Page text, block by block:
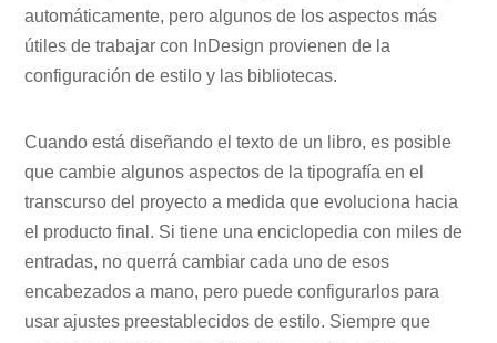
automáticamente, pero algunos de los aspectos más
útiles de trabajar con InDesign provienen de la
configuración de estilo y las bibliotecas.
Cuando está diseñando el texto de un libro, es posible
que cambie algunos aspectos de la tipografía en el
transcurso del proyecto a medida que evoluciona hacia
el producto final. Si tiene una enciclopedia con miles de
entradas, no querrá cambiar cada uno de esos
encabezados a mano, pero puede configurarlos para
usar ajustes preestablecidos de estilo. Siempre que